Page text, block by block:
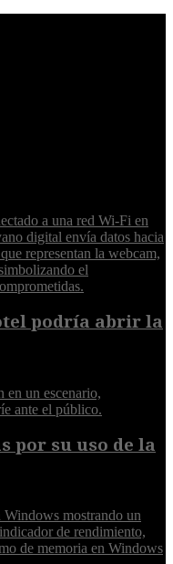
podría abrir la
por su uso de la